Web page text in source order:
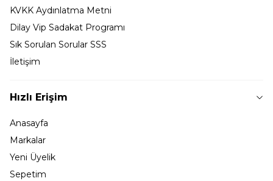
KVKK Aydınlatma Metni
Dilay Vip Sadakat Programı
Sık Sorulan Sorular SSS
İletişim
Hızlı Erişim
Anasayfa
Markalar
Yeni Üyelik
Sepetim